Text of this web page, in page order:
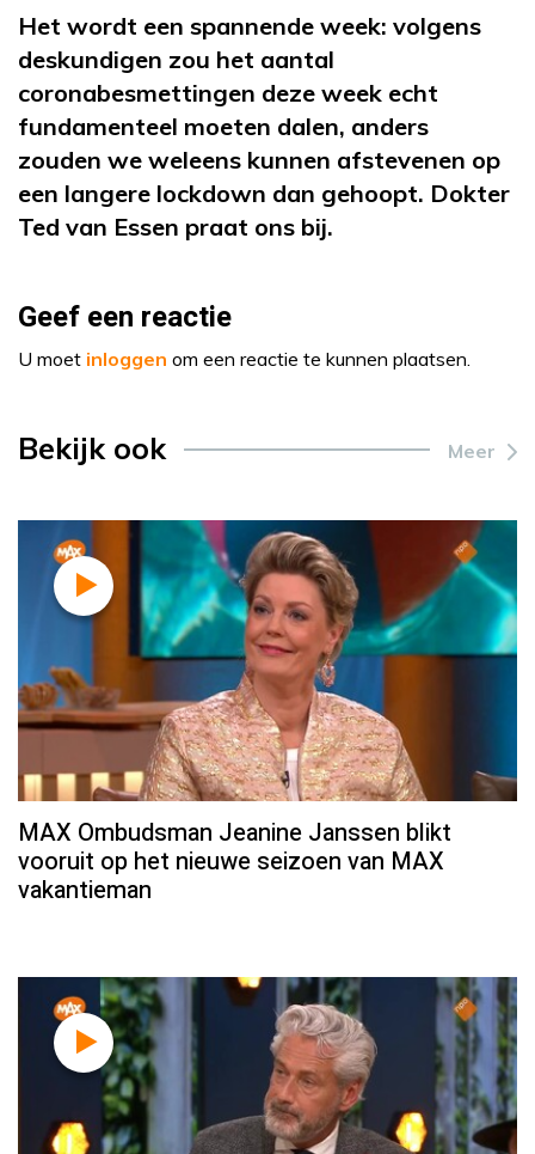
Het wordt een spannende week: volgens
deskundigen zou het aantal
coronabesmettingen deze week echt
fundamenteel moeten dalen, anders
zouden we weleens kunnen afstevenen op
een langere lockdown dan gehoopt. Dokter
Ted van Essen praat ons bij.
Geef een reactie
U moet inloggen om een reactie te kunnen plaatsen.
Bekijk ook Meer
MAX Ombudsman Jeanine Janssen blikt
vooruit op het nieuwe seizoen van MAX
vakantieman